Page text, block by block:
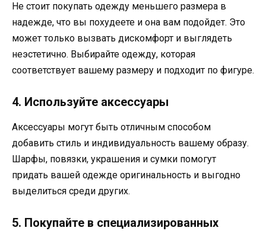
Не стоит покупать одежду меньшего размера в
надежде, что вы похудеете и она вам подойдет. Это
может только вызвать дискомфорт и выглядеть
неэстетично. Выбирайте одежду, которая
соответствует вашему размеру и подходит по фигуре.
4. Используйте аксессуары
Аксессуары могут быть отличным способом
добавить стиль и индивидуальность вашему образу.
Шарфы, повязки, украшения и сумки помогут
придать вашей одежде оригинальность и выгодно
выделиться среди других.
5. Покупайте в специализированных